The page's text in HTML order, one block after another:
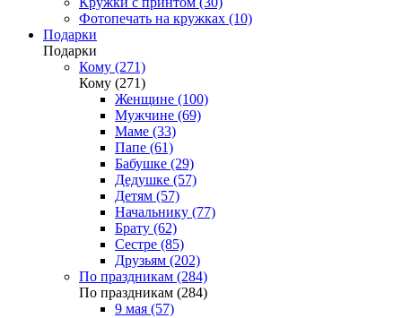
Фотопечать на кружках (10)
Подарки
Подарки
Кому (271)
Кому (271)
Женщине (100)
Мужчине (69)
Маме (33)
Папе (61)
Бабушке (29)
Дедушке (57)
Детям (57)
Начальнику (77)
Брату (62)
Сестре (85)
Друзьям (202)
По праздникам (284)
По праздникам (284)
9 мая (57)